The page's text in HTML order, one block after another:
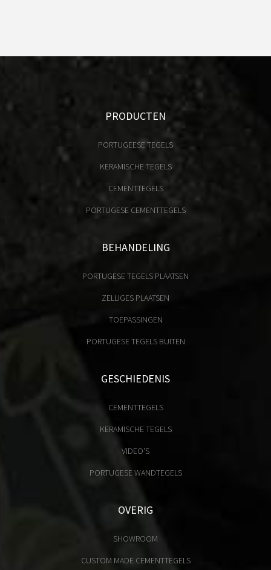
PRODUCTEN
PORTUGEESE TEGELS
KERAMISCHE TEGELS
CEMENTTEGELS
PORTUGESE CEMENTTEGELS
BEHANDELING
PORTUGESE TEGELS PLAATSEN
ZELLIGES PLAATSEN
TOEPASSINGEN
PORTUGESE TEGELS BUITEN
GESCHIEDENIS
CEMENTTEGELS
KERAMISCHE TEGELS
VIDEO'S
PORTUGESE WANDTEGELS
OVERIG
SHOWROOM
CUSTOM MADE CEMENTTEGELS